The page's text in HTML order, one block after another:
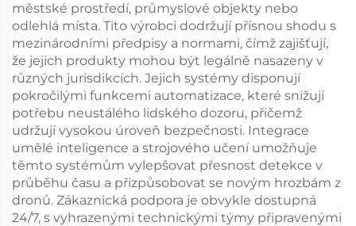
městské prostředí, průmyslové objekty nebo
odlehlá místa. Tito výrobci dodržují přísnou shodu s
mezinárodními předpisy a normami, čímž zajišťují,
že jejich produkty mohou být legálně nasazeny v
různých jurisdikcích. Jejich systémy disponují
pokročilými funkcemi automatizace, které snižují
potřebu neustálého lidského dozoru, přičemž
udržují vysokou úroveň bezpečnosti. Integrace
umělé inteligence a strojového učení umožňuje
těmto systémům vylepšovat přesnost detekce v
průběhu času a přizpůsobovat se novým hrozbám z
dronů. Zákaznická podpora je obvykle dostupná
24/7, s vyhrazenými technickými týmy připravenými